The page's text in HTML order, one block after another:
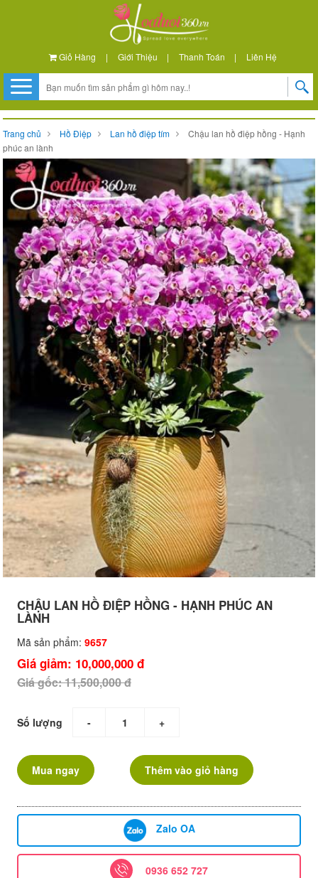
Giỏ Hàng | Giới Thiệu | Thanh Toán | Liên Hệ
Trang chủ Hồ Điệp Lan hồ điệp tím
Chậu lan hồ điệp hồng - Hạnh
phúc an lành
CHẬU LAN HỒ ĐIỆP HỒNG - HẠNH PHÚC AN
LÀNH
Mã sản phẩm: 9657
Giá giảm: 10,000,000 đ
Giá gốc: 11,500,000 đ
Số lượng - +
Mua ngay Thêm vào giỏ hàng
Zalo OA
0936 652 727